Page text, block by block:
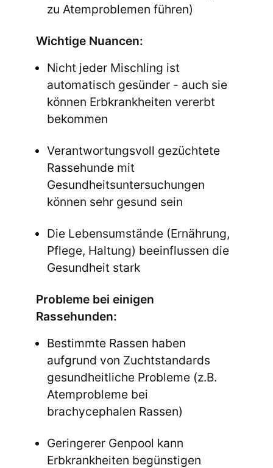
zu Atemproblemen führen)
Wichtige Nuancen:
Nicht jeder Mischling ist
automatisch gesünder - auch sie
können Erbkrankheiten vererbt
bekommen
Verantwortungsvoll gezüchtete
Rassehunde mit
Gesundheitsuntersuchungen
können sehr gesund sein
Die Lebensumstände (Ernährung,
Pflege, Haltung) beeinflussen die
Gesundheit stark
Probleme bei einigen
Rassehunden:
Bestimmte Rassen haben
aufgrund von Zuchtstandards
gesundheitliche Probleme (z.B.
Atemprobleme bei
brachycephalen Rassen)
Geringerer Genpool kann
Erbkrankheiten begünstigen